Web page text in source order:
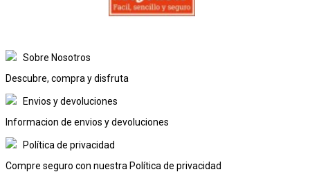
Sobre Nosotros
Descubre, compra y disfruta
Envios y devoluciones
Informacion de envios y devoluciones
Política de privacidad
Compre seguro con nuestra Política de privacidad